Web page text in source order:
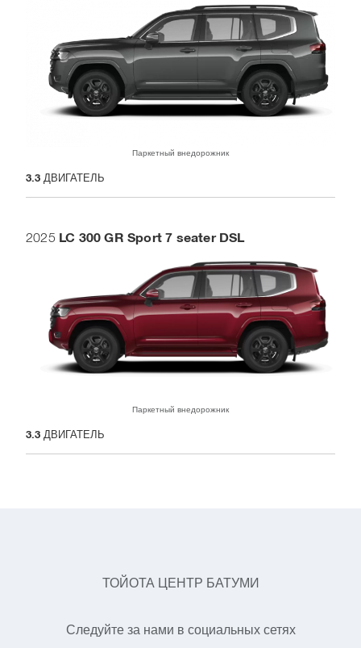
Паркетный внедорожник
3.3 ДВИГАТЕЛЬ
2025 LC 300 GR Sport 7 seater DSL
Паркетный внедорожник
3.3 ДВИГАТЕЛЬ
ТОЙОТА ЦЕНТР БАТУМИ
Следуйте за нами в социальных сетях